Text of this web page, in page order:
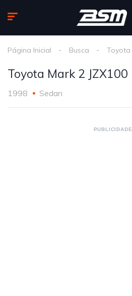
Página Inicial Busca Toyota
Toyota Mark 2 JZX100
1998 Sedan
PUBLICIDADE